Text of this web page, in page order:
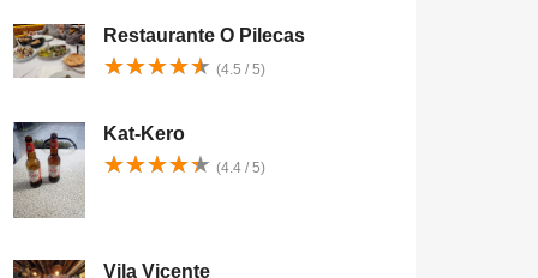
Restaurante O Pilecas
★★★★★
★★★★★ (4.5 / 5)
Kat-Kero
★★★★★
★★★★★ (4.4 / 5)
Vila Vicente